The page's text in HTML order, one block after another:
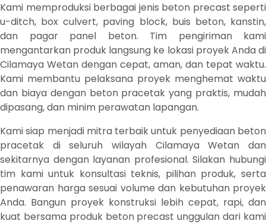
Kami memproduksi berbagai jenis beton precast seperti
u-ditch, box culvert, paving block, buis beton, kanstin,
dan pagar panel beton. Tim pengiriman kami
mengantarkan produk langsung ke lokasi proyek Anda di
Cilamaya Wetan dengan cepat, aman, dan tepat waktu.
Kami membantu pelaksana proyek menghemat waktu
dan biaya dengan beton pracetak yang praktis, mudah
dipasang, dan minim perawatan lapangan.
Kami siap menjadi mitra terbaik untuk penyediaan beton
pracetak di seluruh wilayah Cilamaya Wetan dan
sekitarnya dengan layanan profesional. Silakan hubungi
tim kami untuk konsultasi teknis, pilihan produk, serta
penawaran harga sesuai volume dan kebutuhan proyek
Anda. Bangun proyek konstruksi lebih cepat, rapi, dan
kuat bersama produk beton precast unggulan dari kami